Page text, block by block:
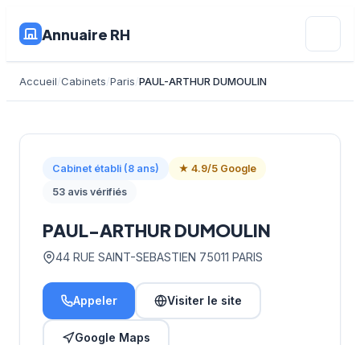
Annuaire RH
Accueil Cabinets Paris PAUL-ARTHUR DUMOULIN
Cabinet établi (8 ans)
★ 4.9/5 Google
53 avis vérifiés
PAUL-ARTHUR DUMOULIN
44 RUE SAINT-SEBASTIEN 75011 PARIS
Appeler Visiter le site
Google Maps